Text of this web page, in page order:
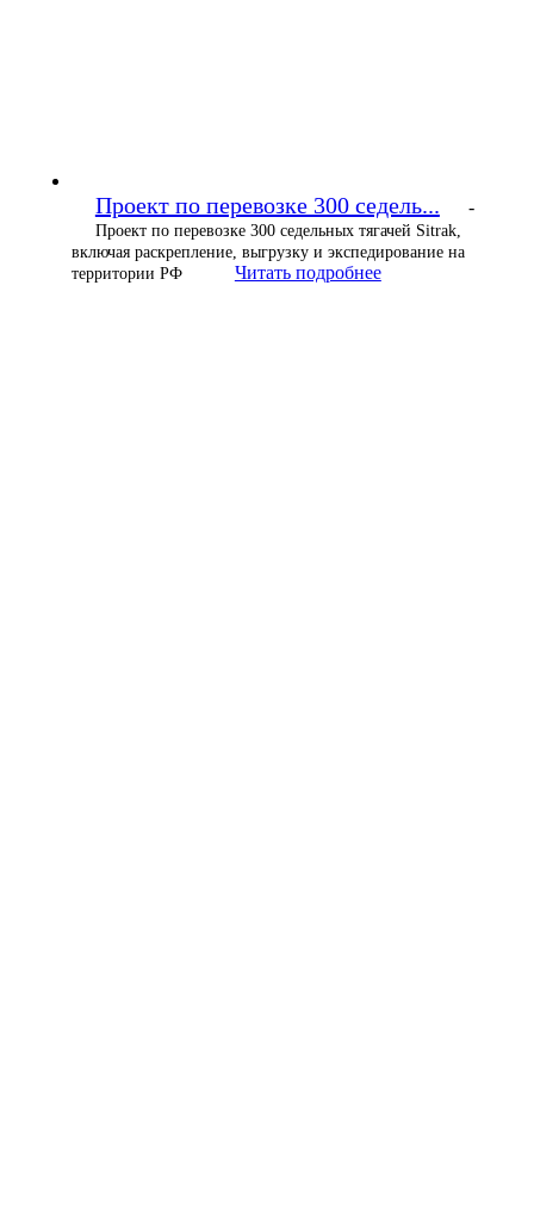
Проект по перевозке 300 седель... -
Проект по перевозке 300 седельных тягачей Sitrak,
включая раскрепление, выгрузку и экспедирование на
территории РФ
Читать подробнее